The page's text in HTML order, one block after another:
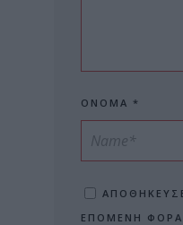
ΌΝΟΜΑ *
ΕΠΌΜΕΝΗ